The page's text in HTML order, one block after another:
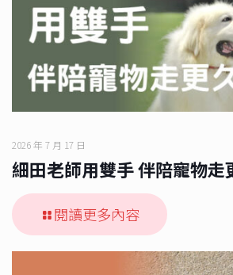
2026 年 7 月 17 日
細田老師用雙手 伴陪寵物走
閱讀更多內容